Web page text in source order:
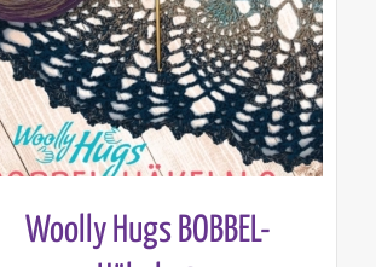
Woolly Hugs BOBBEL-